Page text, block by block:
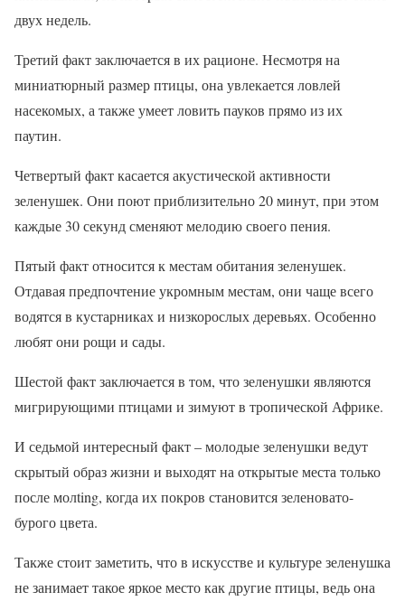
двух недель.
Третий факт заключается в их рационе. Несмотря на
миниатюрный размер птицы, она увлекается ловлей
насекомых, а также умеет ловить пауков прямо из их
паутин.
Четвертый факт касается акустической активности
зеленушек. Они поют приблизительно 20 минут, при этом
каждые 30 секунд сменяют мелодию своего пения.
Пятый факт относится к местам обитания зеленушек.
Отдавая предпочтение укромным местам, они чаще всего
водятся в кустарниках и низкорослых деревьях. Особенно
любят они рощи и сады.
Шестой факт заключается в том, что зеленушки являются
мигрирующими птицами и зимуют в тропической Африке.
И седьмой интересный факт – молодые зеленушки ведут
скрытый образ жизни и выходят на открытые места только
после молting, когда их покров становится зеленовато-
бурого цвета.
Также стоит заметить, что в искусстве и культуре зеленушка
не занимает такое яркое место как другие птицы, ведь она